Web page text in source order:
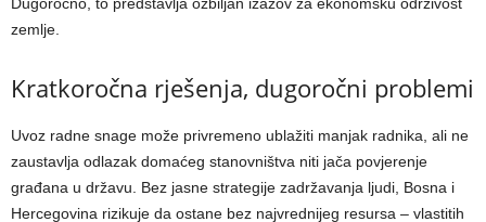
Dugoročno, to predstavlja ozbiljan izazov za ekonomsku održivost
zemlje.
Kratkoročna rješenja, dugoročni problemi
Uvoz radne snage može privremeno ublažiti manjak radnika, ali ne
zaustavlja odlazak domaćeg stanovništva niti jača povjerenje
građana u državu. Bez jasne strategije zadržavanja ljudi, Bosna i
Hercegovina rizikuje da ostane bez najvrednijeg resursa – vlastitih